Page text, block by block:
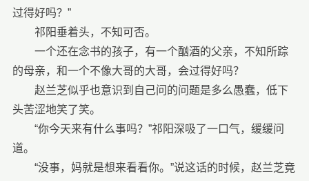
过得好吗？”
祁阳垂着头，不知可否。
一个还在念书的孩子，有一个酗酒的父亲，不知所踪
的母亲，和一个不像大哥的大哥，会过得好吗？
赵兰芝似乎也意识到自己问的问题是多么愚蠢，低下
头苦涩地笑了笑。
“你今天来有什么事吗？”祁阳深吸了一口气，缓缓问
道。
“没事，妈就是想来看看你。”说这话的时候，赵兰芝竟